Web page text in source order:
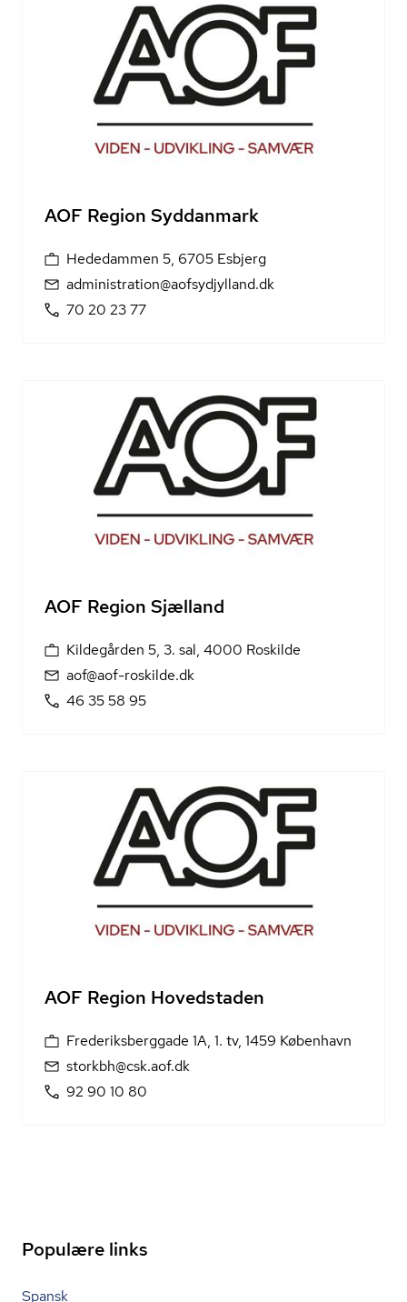
AOF Region Syddanmark
Hededammen 5, 6705 Esbjerg
administration@aofsydjylland.dk
70 20 23 77
AOF Region Sjælland
Kildegården 5, 3. sal, 4000 Roskilde
aof@aof-roskilde.dk
46 35 58 95
AOF Region Hovedstaden
Frederiksberggade 1A, 1. tv, 1459 København
storkbh@csk.aof.dk
92 90 10 80
Populære links
Spansk